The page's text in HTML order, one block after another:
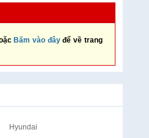
Bấm vào đâyđể về trang
Hyundai